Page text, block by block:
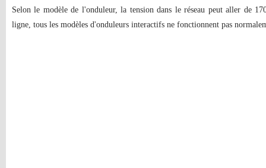
Selon le modèle de l'onduleur, la tension dans le réseau peut aller de
ligne, tous les modèles d'onduleurs interactifs ne fonctionnent pas